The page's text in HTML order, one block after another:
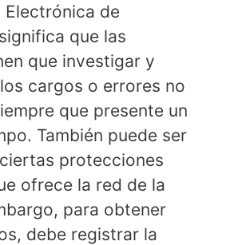
Electrónica de
que las
que investigar y
cargos o errores no
que presente un
También puede ser
protecciones
ofrece la red de la
para obtener
debe registrar la